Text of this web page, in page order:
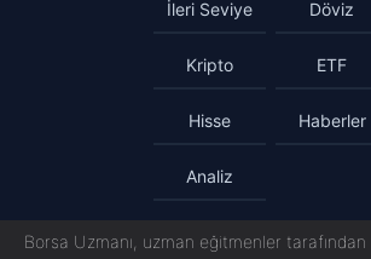
İleri Seviye Döviz
Kripto ETF
Hisse Haberler
Analiz
Borsa Uzmanı, uzman eğitmenler